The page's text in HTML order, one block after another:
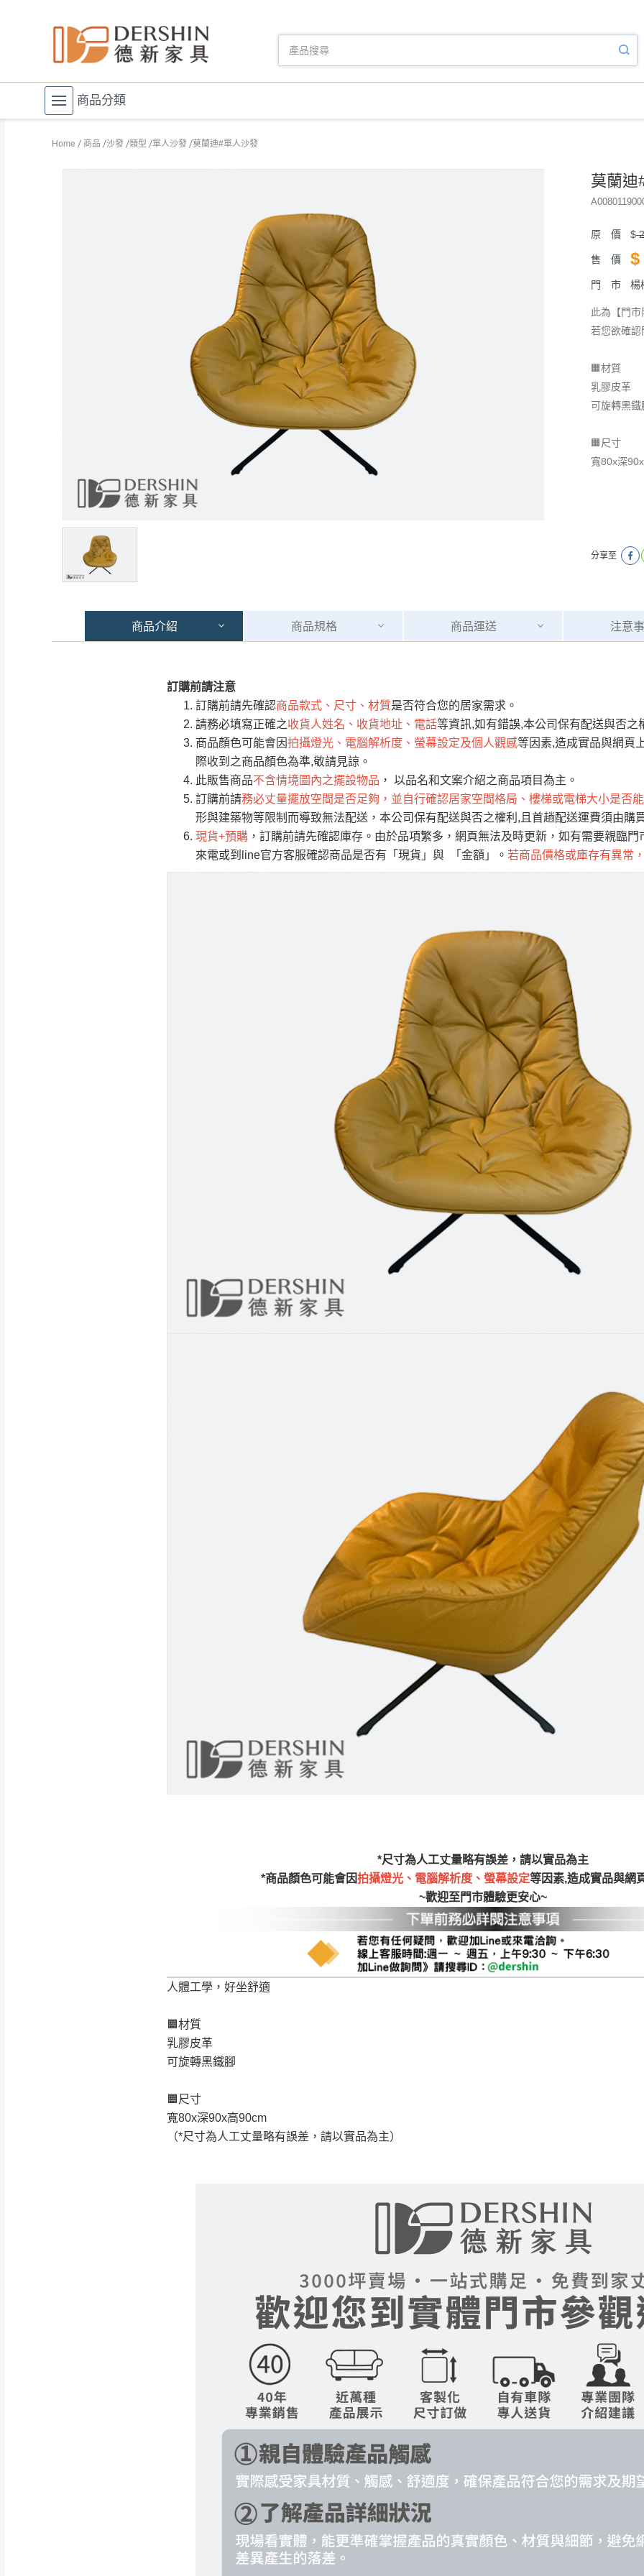
商品分類
Home 商品 沙發 類型 單人沙發 莫蘭迪#單人沙發
莫蘭迪
原 價 $
售 價 $
門 市 楊
此為【門市
若您欲確認
🟧材質
乳膠皮革
可旋轉黑鐵
🟧尺寸
寬80x深
分享至
商品介紹 商品規格 商品運送 注意
訂購前請注意
訂購前請先確認商品款式、尺寸、材質是否符合您的居家需求。
請務必填寫正確之收貨人姓名、收貨地址、電話等資訊,如有錯誤,本公司保有配送與否之
商品顏色可能會因拍攝燈光、電腦解析度、螢幕設定及個人觀感等因素,造成實品與網頁
際收到之商品顏色為準,敬請見諒。
此販售商品不含情境圖內之擺設物品 ， 以品名和文案介紹之商品項目為主。
訂購前請務必丈量擺放空間是否足夠，並自行確認居家空間格局、樓梯或電梯大小是否
形與建築物等限制而導致無法配送，本公司保有配送與否之權利,且首趟配送運費須由購
現貨+預購 ，訂購前請先確認庫存。由於品項繁多，網頁無法及時更新，如有需要親臨
來電或到line官方客服確認商品是否有「現貨」與 「金額」。 若商品價格或庫存有異常
*尺寸為人工丈量略有誤差，請以實品為主
*商品顏色可能會因拍攝燈光、電腦解析度、螢幕設定等因素,造成實品與網
~歡迎至門市體驗更安心~
人體工學，好坐舒適
🟧材質
乳膠皮革
可旋轉黑鐵腳
🟧尺寸
寬80x深90x高90cm
（*尺寸為人工丈量略有誤差，請以實品為主）
運 費 說 明
運送地區
桃園
＊A108產品另收運費
新竹
峨眉鄉、
雙溪、
石碇、坪
$ 9,000以上：免運費
$ 9,000以下：NT$500元
＊A108產品另收運費
$ 9,000以上：免運費
$ 9,000以下：NT$500元
＊A108產品另收運費
卓蘭鎮
鄉
配送天數：5~14天
到貨時間：指定送貨日當天以電話聯絡確認
｜周（一）配送部門固定公休無送貨｜
台北市、新北市地區固定每周(三)、(日)兩天收送貨
彰化、南投、雲林、嘉義、台南、高雄、屏東、宜蘭、 花蓮、台東、金門
本司貨車運送如因路況不佳、天候惡劣、過於偏遠之山區內等，或收貨地點搬運過於困
本公司除了盡最大努力完成配送外，視狀況保有出貨的權利。
保護物流人員的工作安全，賣家無提供吊掛服務，若需以吊車或其他的吊掛方式吊運，
因大型傢俱有組裝、配送的問題，並非一般快速到貨商品，無法指定特定時間送達，司
讓您不用整天在家等貨，以免浪費你的寶貴時間。
如遇自然災害、政府宣布之災害警報等不可抗力情事，而危及運送人員輸送之安全，本
百貨公司配送暫無法配合開店前、閉店後時段，並送至百貨公司卸貨區為限，恕無法送至
無回收家具服務，若需回收家俱可聯絡當地請清潔隊回收,免付費清運專線：0800-085-
注意事項：
由於品項繁多，網頁無法及時更新，如有需要購買商品，請於出發前來電或到「
認商品是否有「現貨」與 「金額」。
若商品價格或庫存有異常，商家有權取消訂單。
接單後二日內(不含例假日)，我們客服會與您電話聯絡或E-Mail通知確認訂單。
（線上客服 LINE → @dershin）
下單前先詢問是否現貨，若未詢問下單後無現貨我們客服會再來電或E-Mail與您
（洽詢方式請搜尋 Line ID → @dershin）
運送範圍：限定北至基隆，南至苗栗，偏遠地區恕無法提供運送 (詳見運送規章)
本公司保有出貨的權利。
保護物流人員的工作安全，賣家無提供吊掛服務，若需以吊車或其他的吊掛方式
因大型傢俱有組裝、配送的問題，並非一般快速到貨商品，無法指定特定時間送
會再與您通知，讓你不用整天在家等貨，以節省您的寶貴時間。
由於百貨公司配送較為不易，故暫無法配送至百貨公司內部。
若您選擇三聯式或索取兩聯式發票，發票將於商品完成出貨15個工作天另行寄出，另外
送達，如遇國定假日將順延寄送。
若收到不良品，請於到貨日起七日內通知本公司客服人員，我們將為您更換新品
所有退回及換貨之商品必須是全新狀態且完整包裝，床墊、床包、枕頭類產品需
品、附件、包裝、廠商紙及所有附隨文件或資料之完整性)，若未依照上述方式處
由於透過電腦螢幕選購商品，可能會因個人電腦螢幕的設定色差或解析度等因素
質感稍有不同，如因此而需退換貨，需自付來回運費及人資成本，請您訂購前詳
訂購前請確認商品尺寸，大型物件因為人工丈量，難免會有些許誤差值(約正負
為主。
本公司部份商品無維修服務，超過7日鑑賞期，商品使用年限，因客人使用習慣
為因素導致商品損壞、零件短缺，則維修、搬運費用，需由消費者自行吸收(另事
到貨7日內為鑑賞期(注意:鑑賞期非試用期)，若非商品品質瑕疵問題於鑑賞期內退
如欲放置營業場所及公開場合之商品則無享有商品一年保固之服務。
時請儘速於三日內完成付款， 交易恕不殺價，商品均已最低價格售出
，且在
日內若未接獲您的匯款或轉帳通知，商品將不予保留(訂單自動取消)。
無回收家具服務，若需回收家具可聯絡當地請清潔隊回收,免付費清運專線：0800-085-
全部 依評論高至低排列 依評論低至高排列